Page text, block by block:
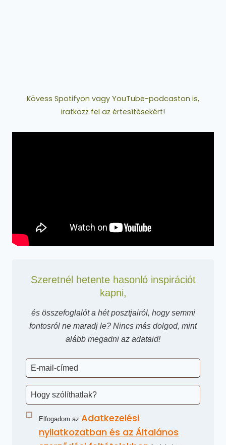
Kövess Spotifyon vagy YouTube-podcaston is,
iratkozz fel az értesítésekért!
Szeretnél hetente hasonló inspirációt
kapni,
és összefoglalót a hét posztjairól, hogy semmi
fontosról ne maradj le? Nincs más dolgod, mint
alább megadni az adataid!
Elfogadom az Adatkezelési
nyilatkozatban és az Általános